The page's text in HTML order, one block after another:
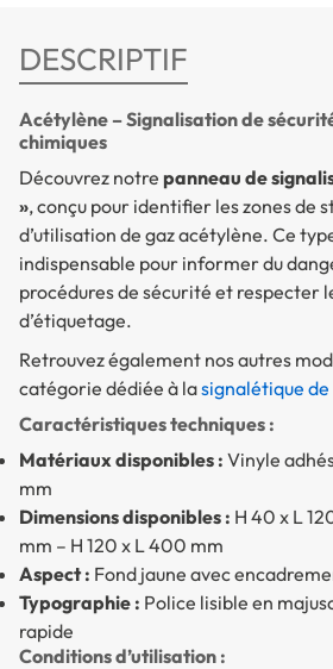
DESCRIPTIF
Acétylène – Signalisation de
chimiques
Découvrez notre panneau de
», conçu pour identifier les zones de
d’utilisation de gaz acétylène. Ce
indispensable pour informer du
procédures de sécurité et respecter
d’étiquetage.
Retrouvez également nos autres
catégorie dédiée à lasignalétique
Caractéristiques techniques :
Matériaux disponibles : Vinyle
mm
Dimensions disponibles : H 40 x L
mm – H 120 x L 400 mm
Aspect : Fond jaune avec
Typographie : Police lisible en
rapide
Conditions d’utilisation :